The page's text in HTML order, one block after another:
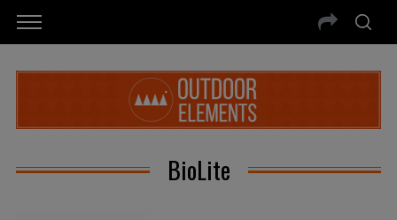
BioLite